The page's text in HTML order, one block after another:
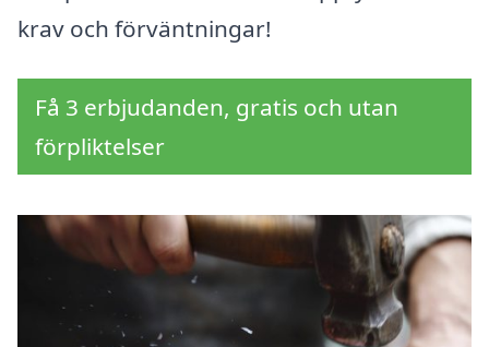
krav och förväntningar!
Få 3 erbjudanden, gratis och utan
förpliktelser